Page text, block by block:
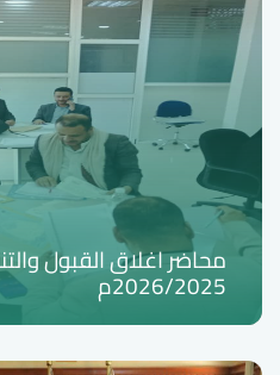
محاضر اغلاق القبول
2026/2025م